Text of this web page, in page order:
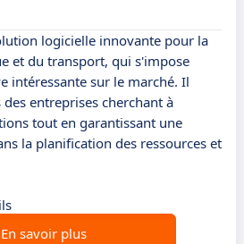
logicielle innovante pour la
et du transport, qui s'impose
intéressante sur le marché. Il
entreprises cherchant à
tout en garantissant une
la planification des ressources et
En savoir plus